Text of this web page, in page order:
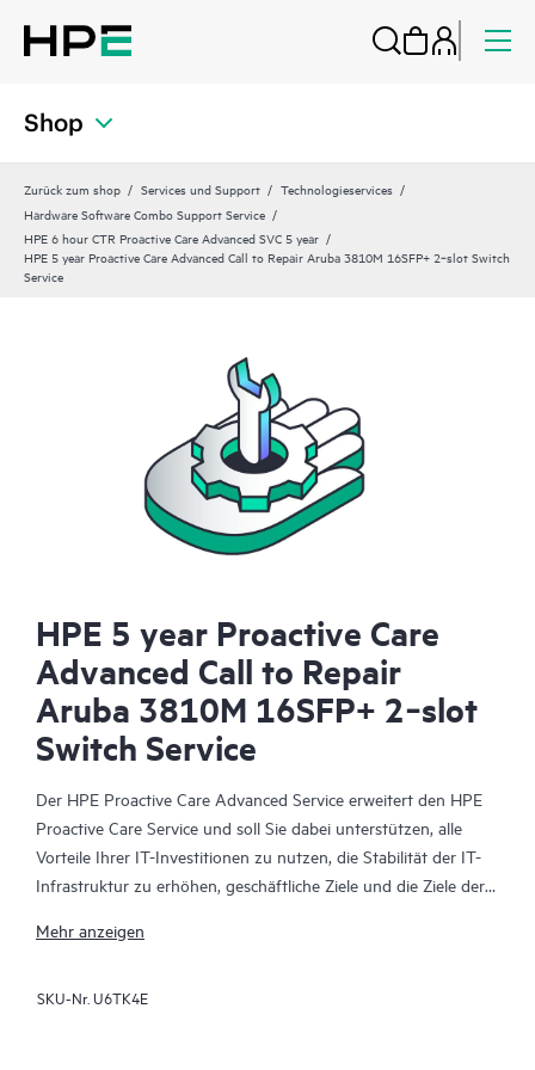
Shop
Zurück zum shop Services und Support
Technologieservices
Hardware Software Combo Support Service
HPE 6 hour CTR Proactive Care Advanced SVC 5 year
HPE 5 year Proactive Care Advanced Call to Repair Aruba 3810M 16SFP+ 2‑slot Switch
Service
HPE 5 year Proactive Care
Advanced Call to Repair
Aruba 3810M 16SFP+ 2‑slot
Switch Service
Der HPE Proactive Care Advanced Service erweitert den HPE
Proactive Care Service und soll Sie dabei unterstützen, alle
Vorteile Ihrer IT-Investitionen zu nutzen, die Stabilität der IT-
Infrastruktur zu erhöhen, geschäftliche Ziele und die Ziele der
Ihre IT-Mitarbeiter zu entlasten, sodass diese sich auf wichtige
Account Support Manager (ASM) berät Sie personalisiert zu
Mehr anzeigen
SKU-Nr. U6TK4E